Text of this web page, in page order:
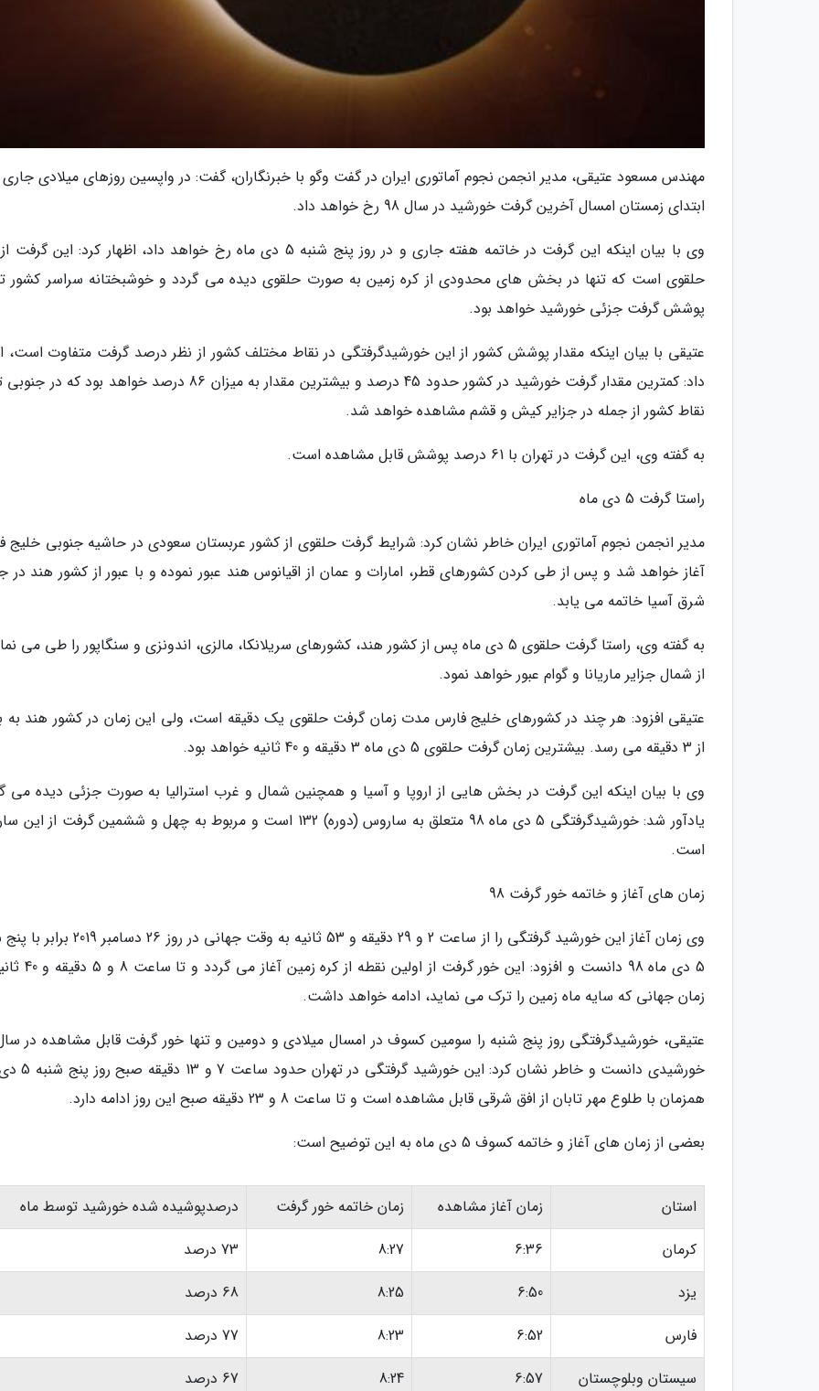
مهندس مسعود عتیقی، مدیر انجمن نجوم آماتوری ایران در گفت وگو با خبرنگاران، گفت: در واپسین روزهای میلادی
ابتدای زمستان امسال آخرین گرفت خورشید در سال 98 رخ خواهد داد.
وی با بیان اینکه این گرفت در خاتمه هفته جاری و در روز پنج شنبه 5 دی ماه رخ خواهد داد، اظهار کرد: این
حلقوی است که تنها در بخش های محدودی از کره زمین به صورت حلقوی دیده می گردد و خوشبختانه سراسر
پوشش گرفت جزئی خورشید خواهد بود.
عتیقی با بیان اینکه مقدار پوشش کشور از این خورشیدگرفتگی در نقاط مختلف کشور از نظر درصد گرفت متفاوت است،
داد: کمترین مقدار گرفت خورشید در کشور حدود 45 درصد و بیشترین مقدار به میزان 86 درصد خواهد بود
نقاط کشور از جمله در جزایر کیش و قشم مشاهده خواهد شد.
به گفته وی، این گرفت در تهران با 61 درصد پوشش قابل مشاهده است.
راستا گرفت 5 دی ماه
مدیر انجمن نجوم آماتوری ایران خاطر نشان کرد: شرایط گرفت حلقوی از کشور عربستان سعودی در حاشیه جنوبی خلیج
آغاز خواهد شد و پس از طی کردن کشورهای قطر، امارات و عمان از اقیانوس هند عبور نموده و با عبور از کشور هند در
شرق آسیا خاتمه می یابد.
به گفته وی، راستا گرفت حلقوی 5 دی ماه پس از کشور هند، کشورهای سریلانکا، مالزی، اندونزی و سنگاپور را طی می
از شمال جزایر ماریانا و گوام عبور خواهد نمود.
عتیقی افزود: هر چند در کشورهای خلیج فارس مدت زمان گرفت حلقوی یک دقیقه است، ولی این زمان در کشور هند
از 3 دقیقه می رسد. بیشترین زمان گرفت حلقوی 5 دی ماه 3 دقیقه و 40 ثانیه خواهد بود.
وی با بیان اینکه این گرفت در بخش هایی از اروپا و آسیا و همچنین شمال و غرب استرالیا به صورت جزئی دیده می
یادآور شد: خورشیدگرفتگی 5 دی ماه 98 متعلق به ساروس (دوره) 132 است و مربوط به چهل و ششمین گرفت از
است.
زمان های آغاز و خاتمه خور گرفت 98
وی زمان آغاز این خورشید گرفتگی را از ساعت 2 و 29 دقیقه و 53 ثانیه به وقت جهانی در
5 دی ماه 98 دانست و افزود: این خور گرفت
زمان جهانی که سایه ماه زمین را ترک می نماید، ادامه خواهد داشت.
خورشیدی دانست و خاطر نشان کرد: این
همزمان با طلوع مهر تابان از افق شرقی قابل مشاهده است و تا ساعت 8 و 23 دقیقه صبح این روز ادامه دارد.
بعضی از زمان های آغاز و خاتمه کسوف 5 دی ماه به این توضیح است:
استان زمان آغاز مشاهده زمان خاتمه خور گرفت
درصدپوشیده شده خورشید توسط ماه
کرمان
6:36
8:27
73 درصد
یزد
6:50
8:25
68 درصد
فارس
6:52
8:23
77 درصد
سیستان وبلوچستان
6:57
8:24
67 درصد